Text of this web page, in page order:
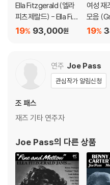
1) 열을 가하여 제작하는 바이닐
렁거리거나 휘어지는 경우가 있습니
재생이 불안정한 경우 스태빌라이
2) 재생 음역의 왜곡을 최소화 하
지되도록 디스크 센터 홀 구경이
블 스핀들에 맞지 않는 경우에는
3) 디스크에 미세한 잔 흠집이 남
가 있으며, 이는 상품의 불량이 아
※ 컬러 디스크
아래에 해당하는 경우는 불량이
Ella Fitzgerald (엘라
피츠제랄드) - Ella Fitz
gerald Sings The Co
93,000원
19%
여성 재
모음
Of
19%
연주 Joe Pass
관심작가 알림신청
조 패스
재즈 기타 연주자
Joe Pass의 다른 상품